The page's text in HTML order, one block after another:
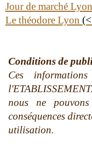
Jour de marché
Le théodore Lyon
Conditions de
Ces
nous ne
conséquences
utilisation.